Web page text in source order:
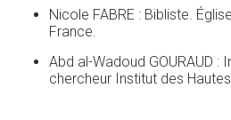
Nicole FABRE : Bibliste.
France.
Abd al-Wadoud GOURAUD :
chercheur Institut des